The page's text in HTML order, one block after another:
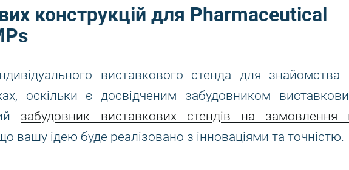
конструкцій для Pharmaceutical
виставкового стенда для знайомства
оскільки є досвідченим забудовником
забудовник виставкових стендів на замовлення
вашу ідею буде реалізовано з інноваціями та точністю.